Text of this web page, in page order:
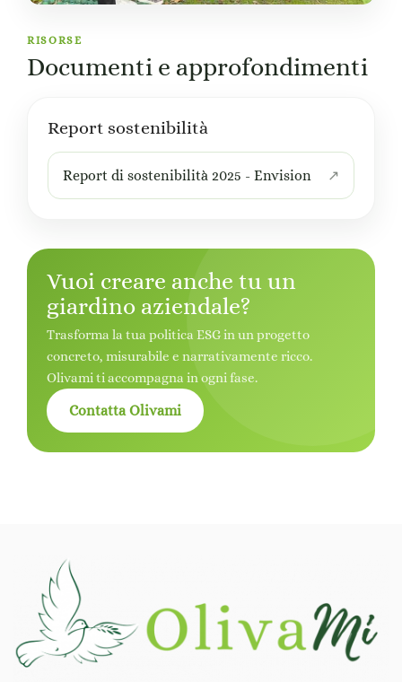
RISORSE
Documenti e approfondimenti
Report sostenibilità
Report di sostenibilità 2025 - Envision
Vuoi creare anche tu un
giardino aziendale?
Trasforma la tua politica ESG in un progetto
concreto, misurabile e narrativamente ricco.
Olivami ti accompagna in ogni fase.
Contatta Olivami